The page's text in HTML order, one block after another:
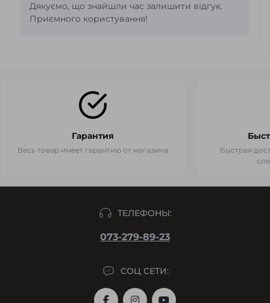
Дякуємо, що знайшли час залишити відгук.
Приємного користування!
Гарантия
Весь товар имеет гарантию от магазина
Быстрая
ТЕЛЕФОНЫ:
073-279-89-23
СОЦ СЕТИ: